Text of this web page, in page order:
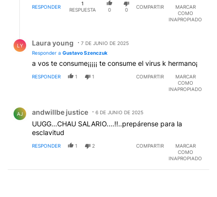
RESPONDER
1
RESPUESTA
0 0
COMPARTIR
MARCAR
COMO
INAPROPIADO
LY Laura young
7 DE JUNIO DE 2025
Responder a Gustavo Szenczuk
a vos te consume¡¡¡¡¡ te consume el virus k hermano¡
RESPONDER 1 1 COMPARTIR
MARCAR
COMO
INAPROPIADO
AJ andwillbe justice 6 DE JUNIO DE 2025
UUGG...CHAU SALARIO....!!..prepárense para la
esclavitud
RESPONDER 1 2 COMPARTIR
MARCAR
COMO
INAPROPIADO